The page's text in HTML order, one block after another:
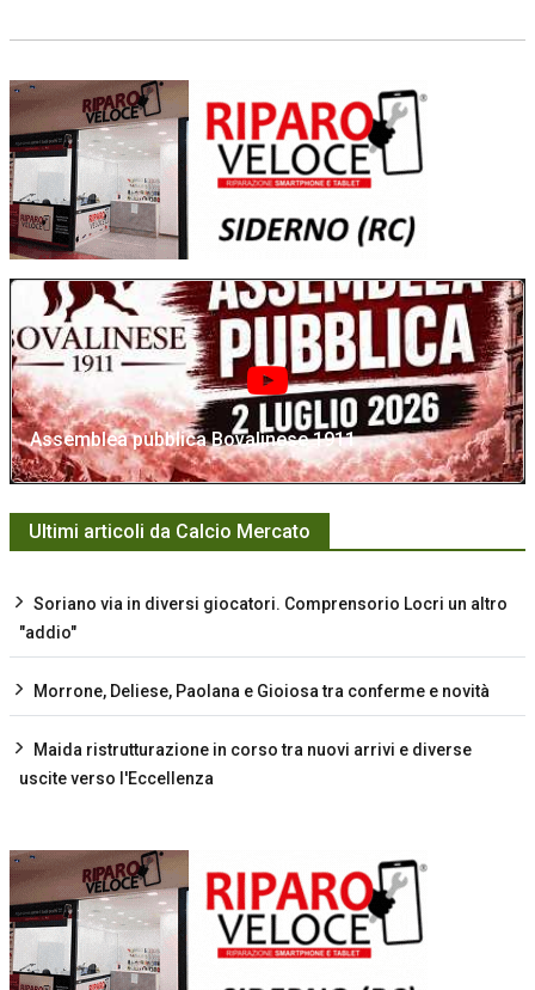
Assemblea pubblica Bovalinese 1911
Ultimi articoli da Calcio Mercato
Soriano via in diversi giocatori. Comprensorio Locri un altro
"addio"
Morrone, Deliese, Paolana e Gioiosa tra conferme e novità
Maida ristrutturazione in corso tra nuovi arrivi e diverse
uscite verso l'Eccellenza